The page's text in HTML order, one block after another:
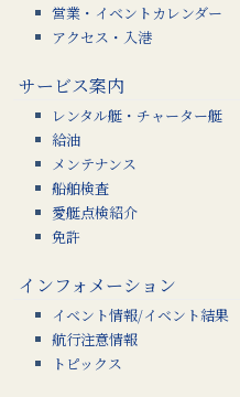
営業・イベントカレンダー
アクセス・入港
サービス案内
レンタル艇・チャーター艇
給油
メンテナンス
船舶検査
愛艇点検紹介
免許
インフォメーション
イベント情報/イベント結果
航行注意情報
トピックス